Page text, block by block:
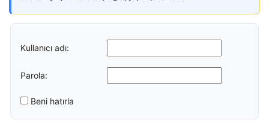
Kullanıcı adı:
Parola:
Beni hatırla